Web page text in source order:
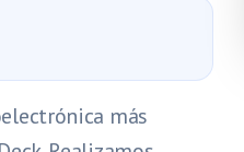
más